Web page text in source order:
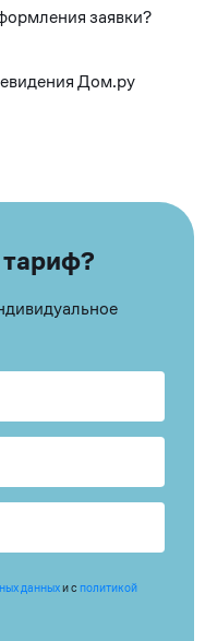
заявки?
Дом.ру
данныхи с политикой